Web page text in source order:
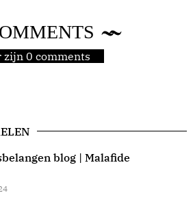
zijn 0 comments
blog | Malafide